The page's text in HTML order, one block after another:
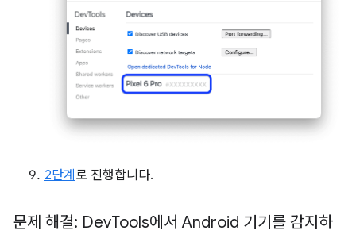
2단계 로 진행합니다.
문제 해결: DevTools에서 Android 기기를 감지하